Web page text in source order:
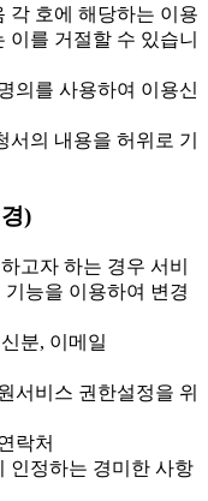
호에 해당하는 이용
이를 거절할 수 있습니
의를 사용하여 이용신
서의 내용을 허위로 기
)
고자 하는 경우 서비
능을 이용하여 변경
분, 이메일
서비스 권한설정을 위
락처
정하는 경미한 사항